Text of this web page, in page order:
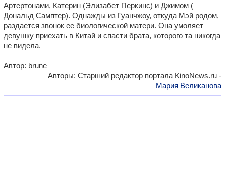
Артертонами, Катерин (Элизабет Перкинс) и Джимом (
Дональд Самптер). Однажды из Гуанчжоу, откуда Мэй родом,
раздается звонок ее биологической матери. Она умоляет
девушку приехать в Китай и спасти брата, которого та никогда
не видела.
Автор: brune
Авторы: Старший редактор портала KinoNews.ru -
Мария Великанова